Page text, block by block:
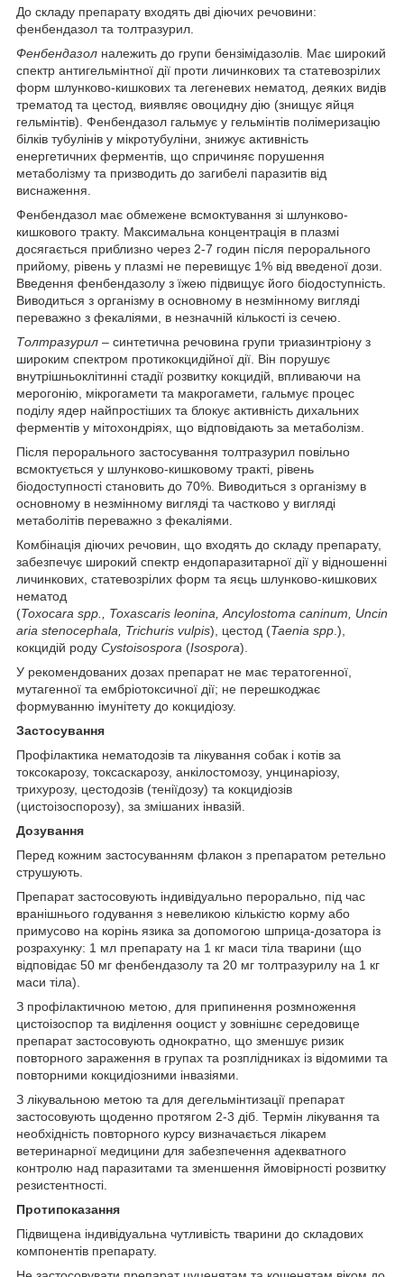
До складу препарату входять дві діючих речовини:
фенбендазол та толтразурил.
Фенбендазол належить до групи бензімідазолів. Має широкий
спектр антигельмінтної дії проти личинкових та статевозрілих
форм шлунково-кишкових та легеневих нематод, деяких видів
трематод та цестод, виявляє овоцидну дію (знищує яйця
гельмінтів). Фенбендазол гальмує у гельмінтів полімеризацію
білків тубулінів у мікротубуліни, знижує активність
енергетичних ферментів, що спричиняє порушення
метаболізму та призводить до загибелі паразитів від
виснаження.
Фенбендазол має обмежене всмоктування зі шлунково-
кишкового тракту. Максимальна концентрація в плазмі
досягається приблизно через 2-7 годин після перорального
прийому, рівень у плазмі не перевищує 1% від введеної дози.
Введення фенбендазолу з їжею підвищує його біодоступність.
Виводиться з організму в основному в незмінному вигляді
переважно з фекаліями, в незначній кількості із сечею.
Толтразурил – синтетична речовина групи триазинтріону з
широким спектром протикокцидійної дії. Він порушує
внутрішньоклітинні стадії розвитку кокцидій, впливаючи на
мерогонію, мікрогамети та макрогамети, гальмує процес
поділу ядер найпростіших та блокує активність дихальних
ферментів у мітохондріях, що відповідають за метаболізм.
Після перорального застосування толтразурил повільно
всмоктується у шлунково-кишковому тракті, рівень
біодоступності становить до 70%. Виводиться з організму в
основному в незмінному вигляді та частково у вигляді
метаболітів переважно з фекаліями.
Комбінація діючих речовин, що входять до складу препарату,
забезпечує широкий спектр ендопаразитарної дії у відношенні
личинкових, статевозрілих форм та яєць шлунково-кишкових
нематод
(Toxocara spp Toxascaris leonina Ancylostoma caninum
Uncin
aria stenocephala Trichuris vulpis), цестод (Taenia spp .),
кокцидій роду Cystoisospora (Isospora).
У рекомендованих дозах препарат не має тератогенної,
мутагенної та ембріотоксичної дії; не перешкоджає
формуванню імунітету до кокцидіозу.
Застосування
Профілактика нематодозів та лікування собак і котів за
токсокарозу, токсаскарозу, анкілостомозу, унцинаріозу,
трихурозу, цестодозів (теніїдозу) та кокцидіозів
(цистоізоспорозу), за змішаних інвазій.
Дозування
Перед кожним застосуванням флакон з препаратом ретельно
струшують.
Препарат застосовують індивідуально перорально, під час
вранішнього годування з невеликою кількістю корму або
примусово на корінь язика за допомогою шприца-дозатора із
розрахунку: 1 мл препарату на 1 кг маси тіла тварини (що
відповідає 50 мг фенбендазолу та 20 мг толтразурилу на 1 кг
маси тіла).
З профілактичною метою, для припинення розмноження
цистоізоспор та виділення ооцист у зовнішнє середовище
препарат застосовують однократно, що зменшує ризик
повторного зараження в групах та розплідниках із відомими та
повторними кокцидіозними інвазіями.
З лікувальною метою та для дегельмінтизації препарат
застосовують щоденно протягом 2-3 діб. Термін лікування та
необхідність повторного курсу визначається лікарем
ветеринарної медицини для забезпечення адекватного
контролю над паразитами та зменшення ймовірності розвитку
резистентності.
Протипоказання
Підвищена індивідуальна чутливість тварини до складових
компонентів препарату.